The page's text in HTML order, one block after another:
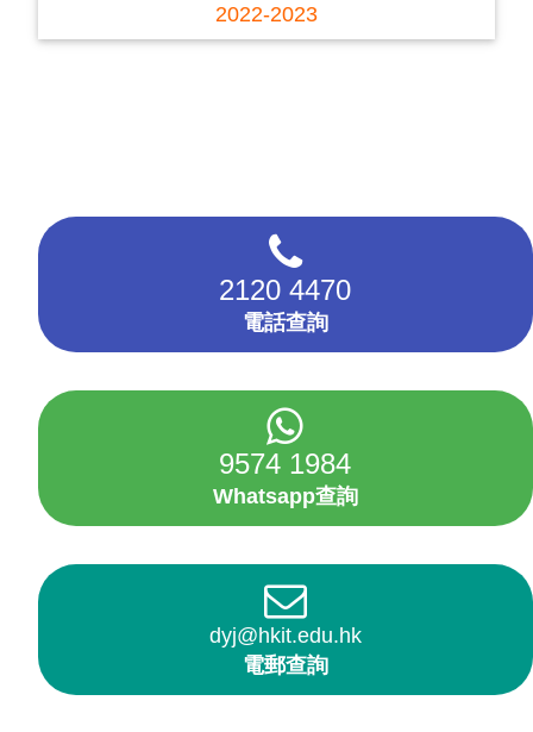
2022-2023
2120 4470
電話查詢
9574 1984
Whatsapp查詢
dyj@hkit.edu.hk
電郵查詢